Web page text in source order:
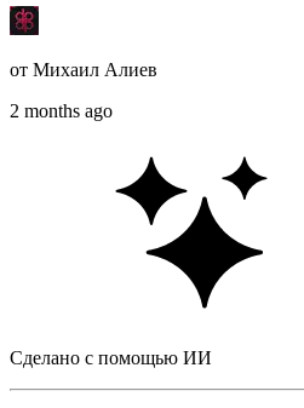
от Михаил Алиев
2 months ago
Сделано с помощью ИИ